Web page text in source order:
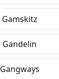
Gamskitz
Gandelin
Gangways